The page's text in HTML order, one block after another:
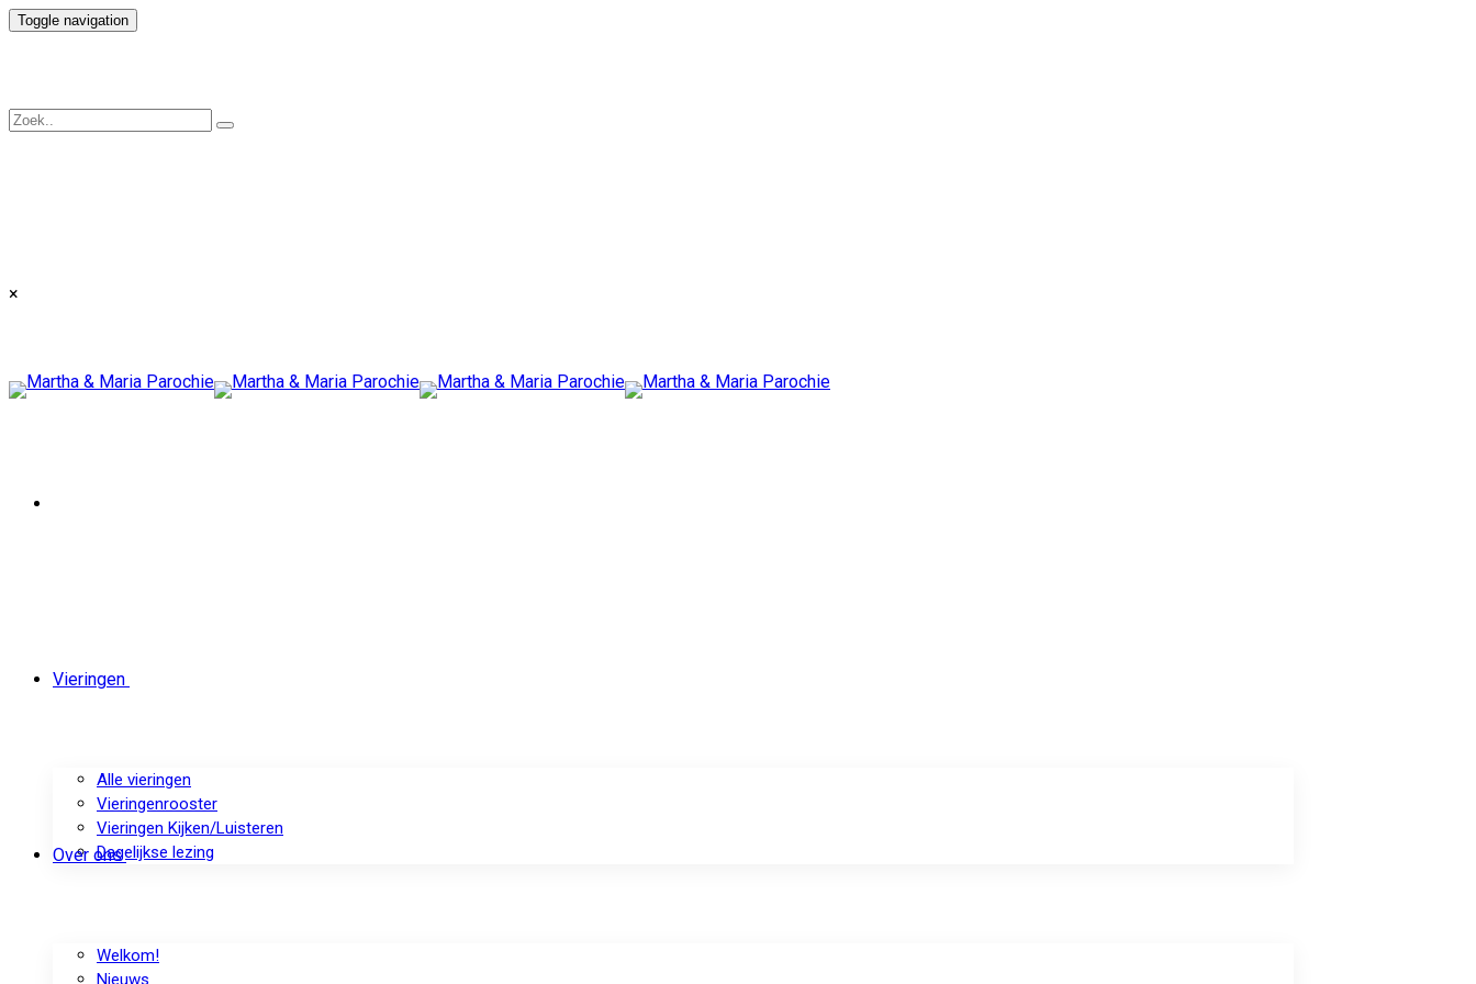
Toggle navigation
×
Vieringen
Alle vieringen
Vieringenrooster
Vieringen Kijken/Luisteren
Dagelijkse lezing
Over ons
Welkom!
Nieuws